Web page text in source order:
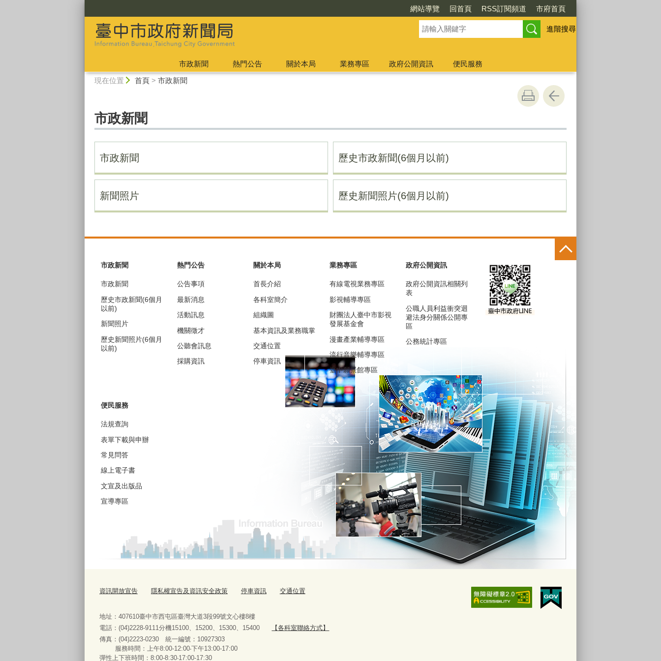
網站導覽 回首頁 RSS訂閱頻道 市府首頁
進階搜尋
市政新聞 熱門公告 關於本局 業務專區 政府公開資訊
便民服務
現在位置 首頁> 市政新聞
市政新聞
市政新聞 歷史市政新聞(6個月以前)
新聞照片 歷史新聞照片(6個月以前)
市政新聞
市政新聞
歷史市政新聞(6個月
以前)
新聞照片
歷史新聞照片(6個月
以前)
熱門公告
公告事項
最新消息
活動訊息
機關徵才
公聽會訊息
採購資訊
關於本局
首長介紹
各科室簡介
組織圖
基本資訊及業務職掌
交通位置
停車資訊
業務專區
有線電視業務專區
影視輔導專區
財團法人臺中市影視
發展基金會
漫畫產業輔導專區
流行音樂輔導專區
臺中願景館專區
政府公開資訊
政府公開資訊相關列
表
公職人員利益衝突迴
避法身分關係公開專
區
公務統計專區
便民服務
法規查詢
表單下載與申辦
常見問答
線上電子書
文宣及出版品
宣導專區
資訊開放宣告 隱私權宣告及資訊安全政策 停車資訊 交通位置
地址：407610臺中市西屯區臺灣大道3段99號文心樓8樓
電話：(04)2228-9111分機15100、15200、15300、15400
【各科室聯絡方式】
傳真：(04)2223-0230 統一編號 ： 10927303
服務時間：上午8:00-12:00‧下午13:00-17:00
彈性上下班時間：8:00-8:30‧17:00-17:30